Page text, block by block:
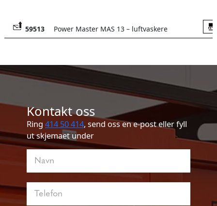
59513 Power Master MAS 13 – luftvaskere
Kontakt oss
Ring 414 50 414, send oss en e-post eller fyll
ut skjemaet under
Kontakt
oss